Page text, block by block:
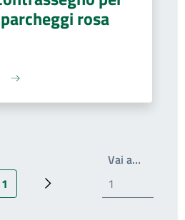
rosa
attuale
1 Prossima pagina
Vai a…